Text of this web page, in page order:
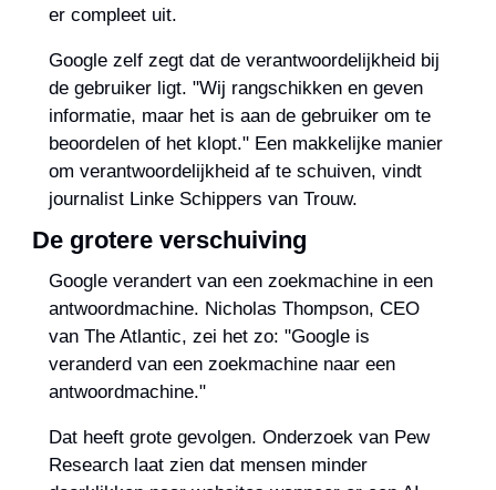
er compleet uit.
Google zelf zegt dat de verantwoordelijkheid bij
de gebruiker ligt. "Wij rangschikken en geven
informatie, maar het is aan de gebruiker om te
beoordelen of het klopt." Een makkelijke manier
om verantwoordelijkheid af te schuiven, vindt
journalist Linke Schippers van Trouw.
De grotere verschuiving
Google verandert van een zoekmachine in een
antwoordmachine. Nicholas Thompson, CEO
van The Atlantic, zei het zo: "Google is
veranderd van een zoekmachine naar een
antwoordmachine."
Dat heeft grote gevolgen. Onderzoek van Pew
Research laat zien dat mensen minder